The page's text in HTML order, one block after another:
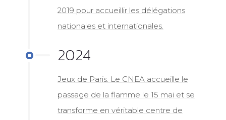
2019 pour accueillir les délégations
nationales et internationales.
2024
Jeux de Paris. Le CNEA accueille le
passage de la flamme le 15 mai et se
transforme en véritable centre de